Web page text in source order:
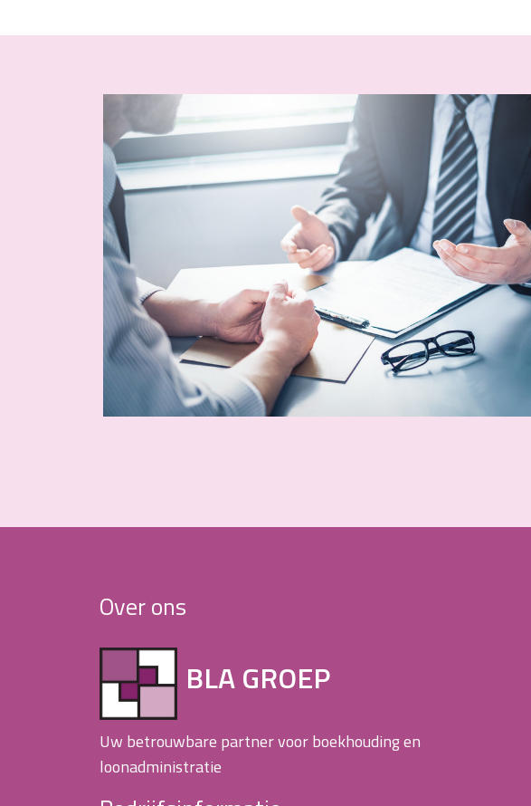
Over ons
BLA GROEP
Uw betrouwbare partner voor boekhouding en
loonadministratie